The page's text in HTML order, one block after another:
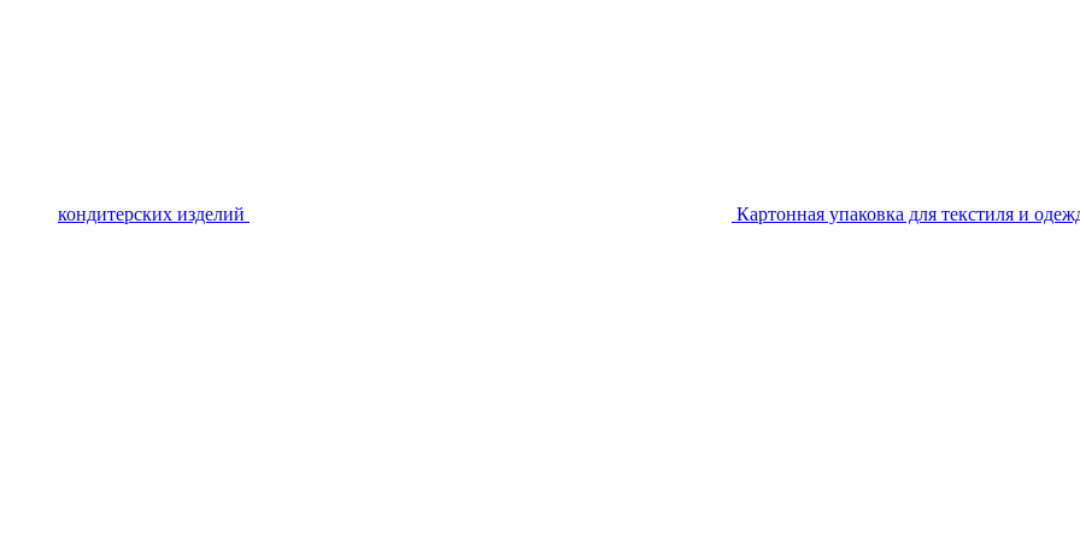
кондитерских изделий Картонная упаковка для текстиля и